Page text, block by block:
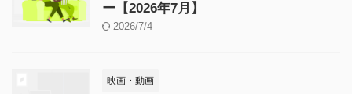
ー【2026年7月】
2026/7/4
映画・動画